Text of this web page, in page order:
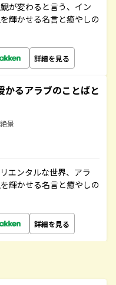
が変わると言う、イン
輝かせる名言と癒やしの
詳細を見る
かるアラブのことばと
景
エンタルな世界、アラ
輝かせる名言と癒やしの
詳細を見る